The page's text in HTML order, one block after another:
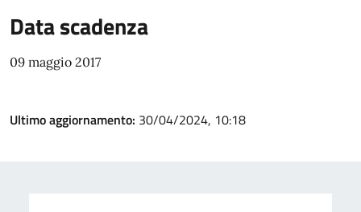
Data scadenza
09 maggio 2017
Ultimo aggiornamento: 30/04/2024, 10:18